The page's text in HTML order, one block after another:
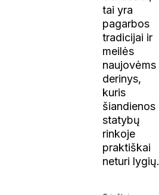
tai yra
pagarbos
tradicijai ir
meilės
naujovėms
derinys,
kuris
šiandienos
statybų
rinkoje
praktiškai
neturi lygių.